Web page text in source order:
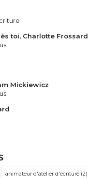
toi, Charlotte Frossard
Mickiewicz
animateur d'atelier d'écriture(2)